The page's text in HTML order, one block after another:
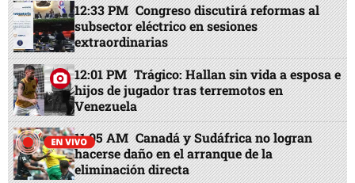
12:33 PM Congreso discutirá reformas al
subsector eléctrico en sesiones
extraordinarias
12:01 PM Trágico: Hallan sin vida a esposa e
hijos de jugador tras terremotos en
Venezuela
11:05 AM Canadá y Sudáfrica no logran
hacerse daño en el arranque de la
eliminación directa